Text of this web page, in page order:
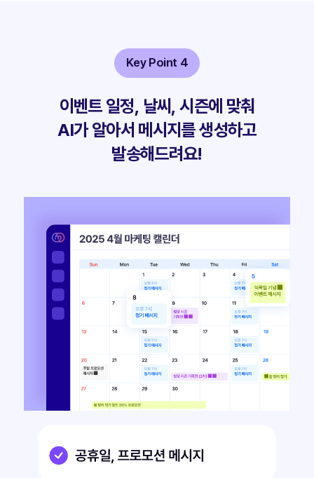
Key Point 4
이벤트 일정, 날씨, 시즌에 맞춰
AI가 알아서 메시지를 생성하고
발송해드려요!